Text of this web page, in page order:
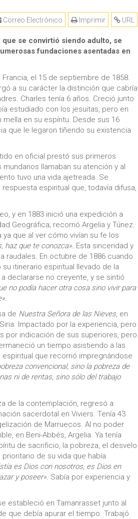
URL
Imprimir
Correo Electrónico
se convirtió siendo adulto, se
fundaciones asentadas en
el 15 de septiembre de 1858.
a su carácter la distinción que cabría
Charles tenía 6 años. Creció junto
estudiado con los jesuitas, pero en
en su espíritu. Desde sus 16
que le legaron tiñendo su existencia
en oficial prestó sus primeros
llamaban su atención y al
tuvo una vida ajetreada. Se
espiritual que, todavía difusa,
y en 1883 inició una expedición a
Geográfica; recorrió Argelia y Túnez.
que al ver cómo vivían su fe los
haz que te conozca». Esta sinceridad y
raudales. En octubre de 1886 cuando
itinerario espiritual llevado de la
declararse no creyente, y se sintió
no podía hacer otra cosa sino vivir para
de Nuestra Señora de las Nieves, en
Impactado por la experiencia, pero
por indicación de sus superiores, pero
un tiempo asistiendo a las
que recorrió impregnándose
convencional, sino la pobreza de
ni de rentas, sino sólo del trabajo
de la contemplación, regresó a
sacerdotal en Viviers. Tenía 43
de Marruecos. Al no poder
en Beni-Abbés, Argelia. Ya tenía
de sacrificio, la pobreza, el desvelo
de su vida que había
es Dios con nosotros, es Dios en
y poseer». Sabía por experiencia y
estableció en Tamanrasset junto al
que debía apurar el tiempo. Trabajó